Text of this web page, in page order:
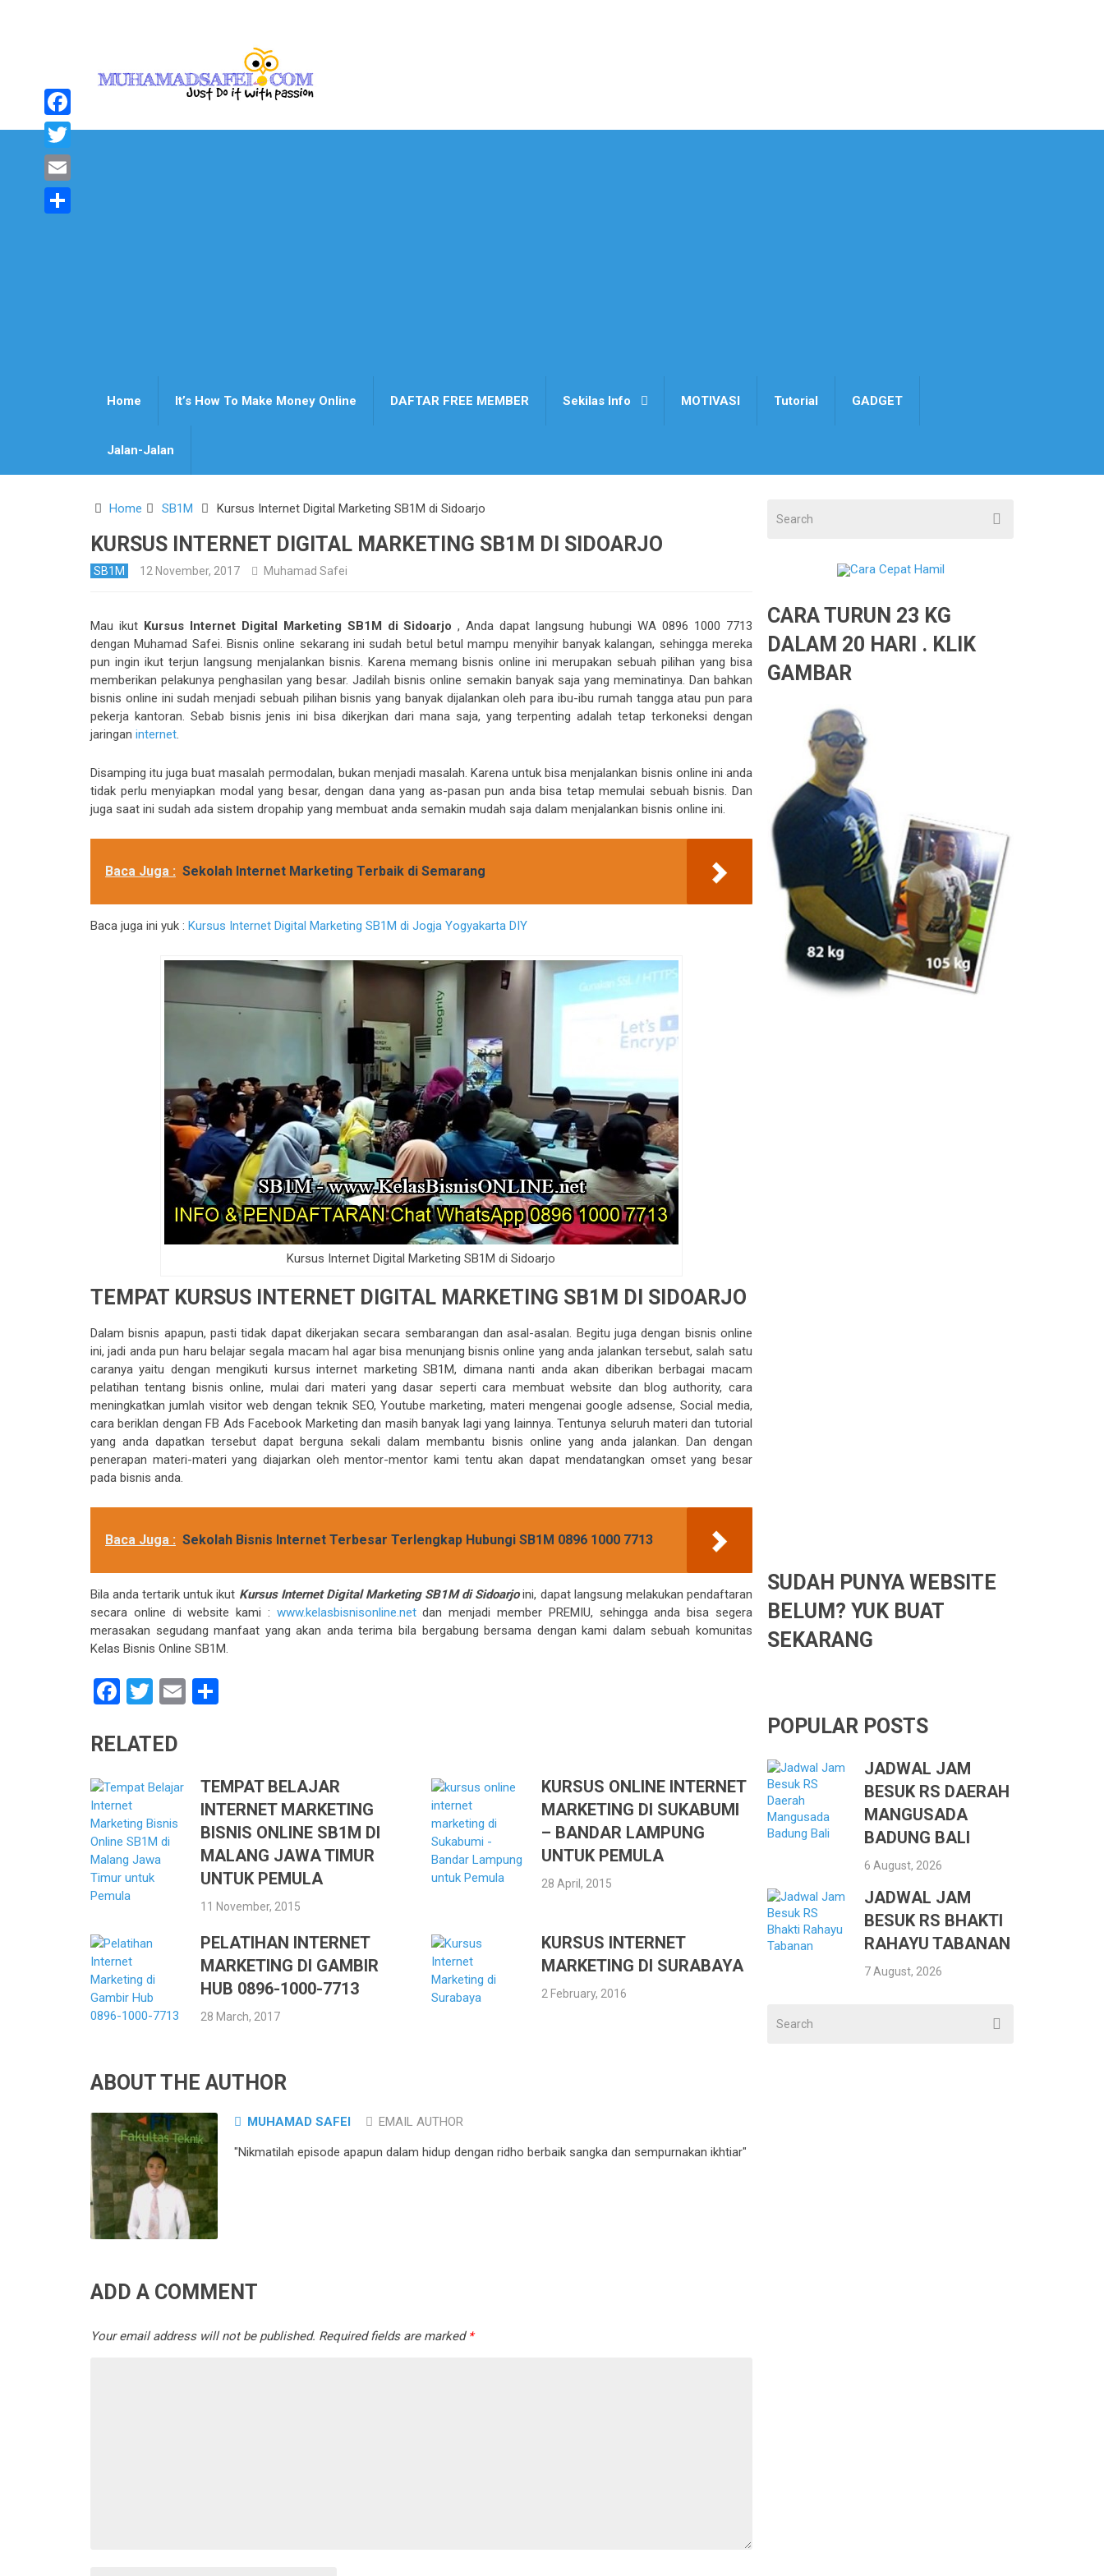
Home It’s How To Make Money Online DAFTAR FREE MEMBER Sekilas Info MOTIVASI Tutorial GADGET
Jalan-Jalan
Home SB1M Kursus Internet Digital Marketing SB1M di Sidoarjo
KURSUS INTERNET DIGITAL MARKETING SB1M DI SIDOARJO
SB1M 12 November, 2017 Muhamad Safei
Mau ikut Kursus Internet Digital Marketing SB1M di Sidoarjo , Anda dapat langsung hubungi WA 0896 1000 7713
dengan Muhamad Safei. Bisnis online sekarang ini sudah betul betul mampu menyihir banyak kalangan, sehingga mereka
pun ingin ikut terjun langsung menjalankan bisnis. Karena memang bisnis online ini merupakan sebuah pilihan yang bisa
memberikan pelakunya penghasilan yang besar. Jadilah bisnis online semakin banyak saja yang meminatinya. Dan bahkan
bisnis online ini sudah menjadi sebuah pilihan bisnis yang banyak dijalankan oleh para ibu-ibu rumah tangga atau pun para
pekerja kantoran. Sebab bisnis jenis ini bisa dikerjkan dari mana saja, yang terpenting adalah tetap terkoneksi dengan
jaringan internet.
Disamping itu juga buat masalah permodalan, bukan menjadi masalah. Karena untuk bisa menjalankan bisnis online ini anda
tidak perlu menyiapkan modal yang besar, dengan dana yang as-pasan pun anda bisa tetap memulai sebuah bisnis. Dan
juga saat ini sudah ada sistem dropahip yang membuat anda semakin mudah saja dalam menjalankan bisnis online ini.
Baca Juga : Sekolah Internet Marketing Terbaik di Semarang
Baca juga ini yuk : Kursus Internet Digital Marketing SB1M di Jogja Yogyakarta DIY
Kursus Internet Digital Marketing SB1M di Sidoarjo
TEMPAT KURSUS INTERNET DIGITAL MARKETING SB1M DI SIDOARJO
Dalam bisnis apapun, pasti tidak dapat dikerjakan secara sembarangan dan asal-asalan. Begitu juga dengan bisnis online
ini, jadi anda pun haru belajar segala macam hal agar bisa menunjang bisnis online yang anda jalankan tersebut, salah satu
caranya yaitu dengan mengikuti kursus internet marketing SB1M, dimana nanti anda akan diberikan berbagai macam
pelatihan tentang bisnis online, mulai dari materi yang dasar seperti cara membuat website dan blog authority, cara
meningkatkan jumlah visitor web dengan teknik SEO, Youtube marketing, materi mengenai google adsense, Social media,
cara beriklan dengan FB Ads Facebook Marketing dan masih banyak lagi yang lainnya. Tentunya seluruh materi dan tutorial
yang anda dapatkan tersebut dapat berguna sekali dalam membantu bisnis online yang anda jalankan. Dan dengan
penerapan materi-materi yang diajarkan oleh mentor-mentor kami tentu akan dapat mendatangkan omset yang besar
pada bisnis anda.
Baca Juga : Sekolah Bisnis Internet Terbesar Terlengkap Hubungi SB1M 0896 1000 7713
Bila anda tertarik untuk ikut Kursus Internet Digital Marketing SB1M di Sidoarjoini, dapat langsung melakukan pendaftaran
secara online di website kami : www.kelasbisnisonline.netdan menjadi member PREMIU, sehingga anda bisa segera
merasakan segudang manfaat yang akan anda terima bila bergabung bersama dengan kami dalam sebuah komunitas
Kelas Bisnis Online SB1M.
Facebook
Twitter
Email
RELATED
TEMPAT BELAJAR
INTERNET MARKETING
BISNIS ONLINE SB1M DI
MALANG JAWA TIMUR
UNTUK PEMULA
11 November, 2015
KURSUS ONLINE INTERNET
MARKETING DI SUKABUMI
– BANDAR LAMPUNG
UNTUK PEMULA
28 April, 2015
PELATIHAN INTERNET
MARKETING DI GAMBIR
HUB 0896-1000-7713
28 March, 2017
KURSUS INTERNET
MARKETING DI SURABAYA
2 February, 2016
ABOUT THE AUTHOR
MUHAMAD SAFEI EMAIL AUTHOR
"Nikmatilah episode apapun dalam hidup dengan ridho berbaik sangka dan sempurnakan ikhtiar"
ADD A COMMENT
Your email address will not be published. Required fields are marked *
Facebook
Twitter
Email
CARA TURUN 23 KG
DALAM 20 HARI . KLIK
GAMBAR
SUDAH PUNYA WEBSITE
BELUM? YUK BUAT
SEKARANG
POPULAR POSTS
JADWAL JAM
BESUK RS DAERAH
MANGUSADA
BADUNG BALI
6 August, 2026
JADWAL JAM
BESUK RS BHAKTI
RAHAYU TABANAN
7 August, 2026